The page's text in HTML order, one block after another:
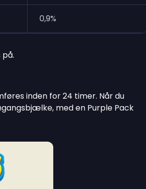
0,9%
inden for 24 timer. Når du
med en Purple Pack